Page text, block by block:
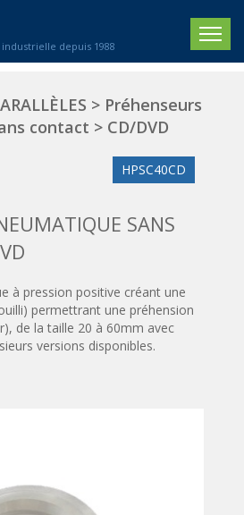
depuis 1988
ACCUEIL
SOCIÉTÉ
SECTEURS
Agriculture
Imprimerie
Plasturgie
CONTACT
heureux de vous conseiller !
0 254 553 811
> Préhenseurs
contact > CD/DVD
HPSC40CD
SANS
à pression positive créant une
permettrant une préhension
de la taille 20 à 60mm avec
versions disponibles.